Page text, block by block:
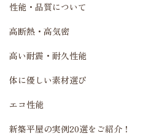
性能・品質について
高断熱・高気密
高い耐震・耐久性能
体に優しい素材選び
エコ性能
新築平屋の実例20選をご紹介！